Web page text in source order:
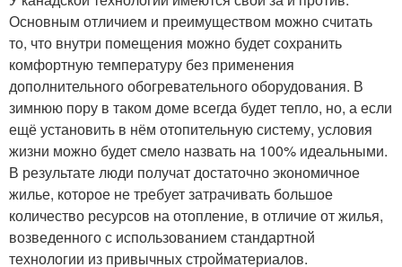
Основным отличием и преимуществом можно считать
то, что внутри помещения можно будет сохранить
комфортную температуру без применения
дополнительного обогревательного оборудования. В
зимнюю пору в таком доме всегда будет тепло, но, а если
ещё установить в нём отопительную систему, условия
жизни можно будет смело назвать на 100% идеальными.
В результате люди получат достаточно экономичное
жилье, которое не требует затрачивать большое
количество ресурсов на отопление, в отличие от жилья,
возведенного с использованием стандартной
технологии из привычных стройматериалов.